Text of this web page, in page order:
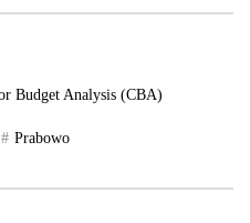
Budget Analysis (CBA)
Prabowo